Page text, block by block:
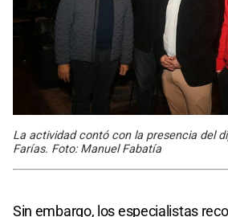
La actividad contó con la presencia del
Farías. Foto: Manuel Fabatía
Sin embargo, los especialistas